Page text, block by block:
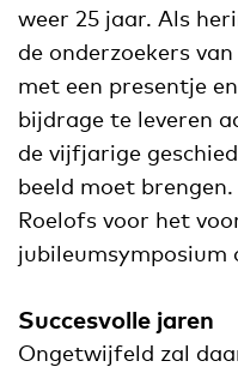
weer 25 jaar. Als
de onderzoekers
met een presentje
bijdrage te leveren
de vijfjarige
beeld moet
Roelofs voor het
jubileumsymposium
Succesvolle jaren
Ongetwijfeld zal